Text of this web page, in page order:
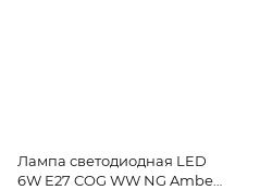
Лампа светодиодная LED
6W E27 COG WW NG Amber